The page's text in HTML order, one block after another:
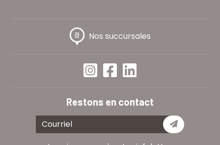
Nos succursales
Restons en contact
Je